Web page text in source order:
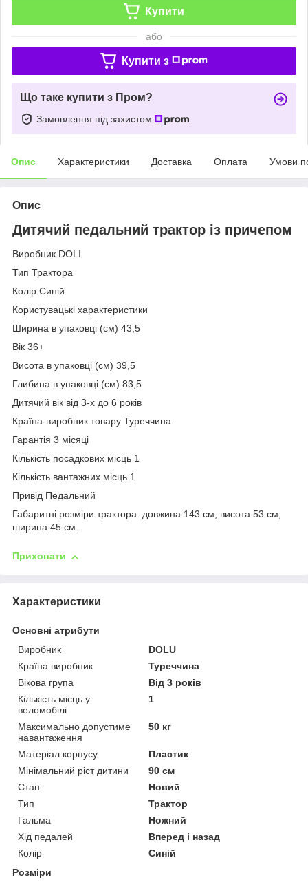
Купити
або
Купити з
Що таке купити з Пром?
Замовлення під захистом
Опис Характеристики Доставка Оплата Умови
Опис
Дитячий педальний трактор із причепом
Виробник DOLI
Тип Трактора
Колір Синій
Користувацькі характеристики
Ширина в упаковці (см) 43,5
Вік 36+
Висота в упаковці (см) 39,5
Глибина в упаковці (см) 83,5
Дитячий вік від 3-х до 6 років
Країна-виробник товару Туреччина
Гарантія 3 місяці
Кількість посадкових місць 1
Кількість вантажних місць 1
Привід Педальний
Габаритні розміри трактора: довжина 143 см, висота 53 см,
ширина 45 см.
Приховати
Характеристики
Основні атрибути
Виробник
DOLU
Країна виробник
Туреччина
Вікова група
Від 3 років
Кількість місць у
веломобілі
1
Максимально допустиме
навантаження
50 кг
Матеріал корпусу
Пластик
Мінімальний ріст дитини
90 см
Стан
Новий
Тип
Трактор
Гальма
Ножний
Хід педалей
Вперед і назад
Колір
Синій
Розміри